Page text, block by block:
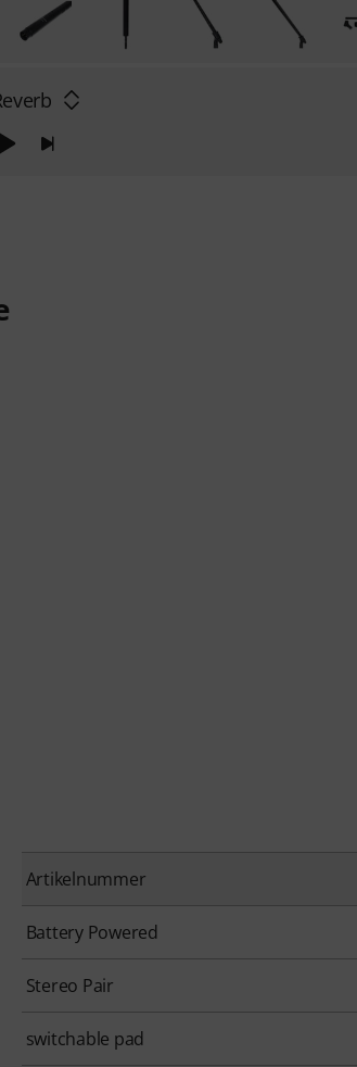
Artikelnummer
Battery Powered
Stereo Pair
switchable pad